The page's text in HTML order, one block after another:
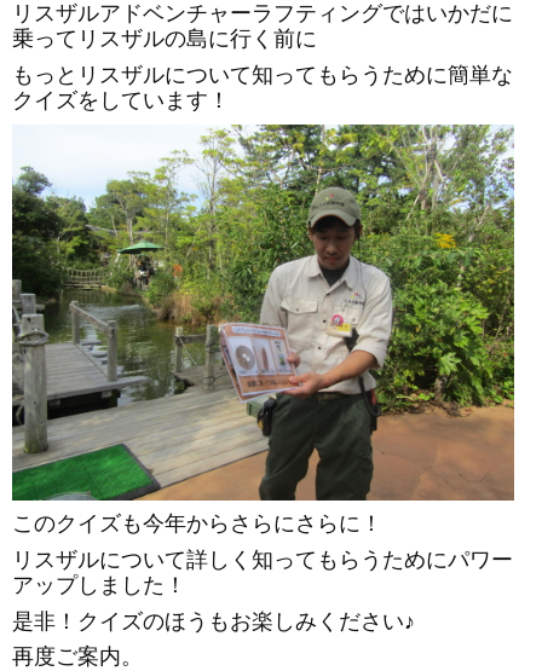
リスザルアドベンチャーラフティングではいかだに
乗ってリスザルの島に行く前に
もっとリスザルについて知ってもらうために簡単な
クイズをしています！
このクイズも今年からさらにさらに！
リスザルについて詳しく知ってもらうためにパワー
アップしました！
是非！クイズのほうもお楽しみください♪
再度ご案内。